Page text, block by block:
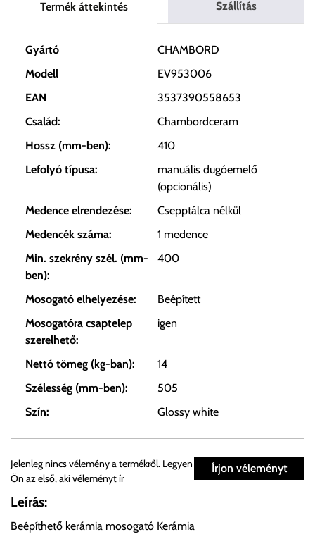
Termék áttekintés Szállítás
Gyártó
CHAMBORD
Modell
EV953006
EAN
3537390558653
Család:
Chambordceram
Hossz (mm-ben):
410
Lefolyó típusa:
manuális dugóemelő
(opcionális)
Medence elrendezése:
Csepptálca nélkül
Medencék száma:
1 medence
Min. szekrény szél. (mm-
ben):
400
Mosogató elhelyezése:
Beépített
Mosogatóra csaptelep
szerelhető:
igen
Nettó tömeg (kg-ban):
14
Szélesség (mm-ben):
505
Szín:
Glossy white
Személyes átvétel:
Önnek lehetősége van rendelését a beérkezést követően
ingyenesen átvenni Budapesti Cégcsoportunk Stúdiójában
előre egyeztetett időpontban.
Írjon véleményt
Jelenleg nincs vélemény a termékről. Legyen
Ön az első, aki véleményt ír
Leírás:
Beépíthető kerámia mosogató Kerámia